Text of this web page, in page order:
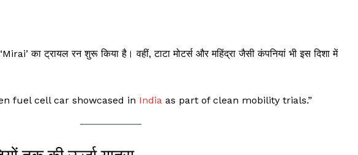
का ट्रायल रन शुरू किया है। वहीं, टाटा मोटर्स और महिंद्रा जैसी कंपनियां भी इस दिशा में
fuel cell car showcased in India as part of clean mobility trials.”